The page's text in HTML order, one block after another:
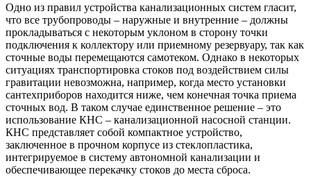
Одно из правил устройства канализационных систем гласит,
что все трубопроводы – наружные и внутренние – должны
прокладываться с некоторым уклоном в сторону точки
подключения к коллектору или приемному резервуару, так как
сточные воды перемещаются самотеком. Однако в некоторых
ситуациях транспортировка стоков под воздействием силы
гравитации невозможна, например, когда место установки
сантехприборов находится ниже, чем конечная точка приема
сточных вод. В таком случае единственное решение – это
использование КНС – канализационной насосной станции.
КНС представляет собой компактное устройство,
заключенное в прочном корпусе из стеклопластика,
интегрируемое в систему автономной канализации и
обеспечивающее перекачку стоков до места сброса.